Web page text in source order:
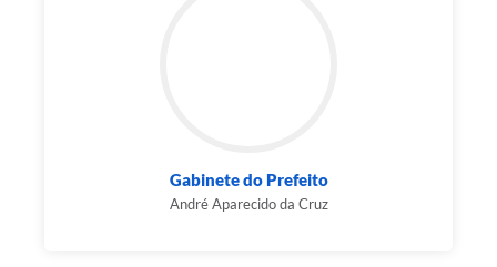
Gabinete do Prefeito
André Aparecido da Cruz